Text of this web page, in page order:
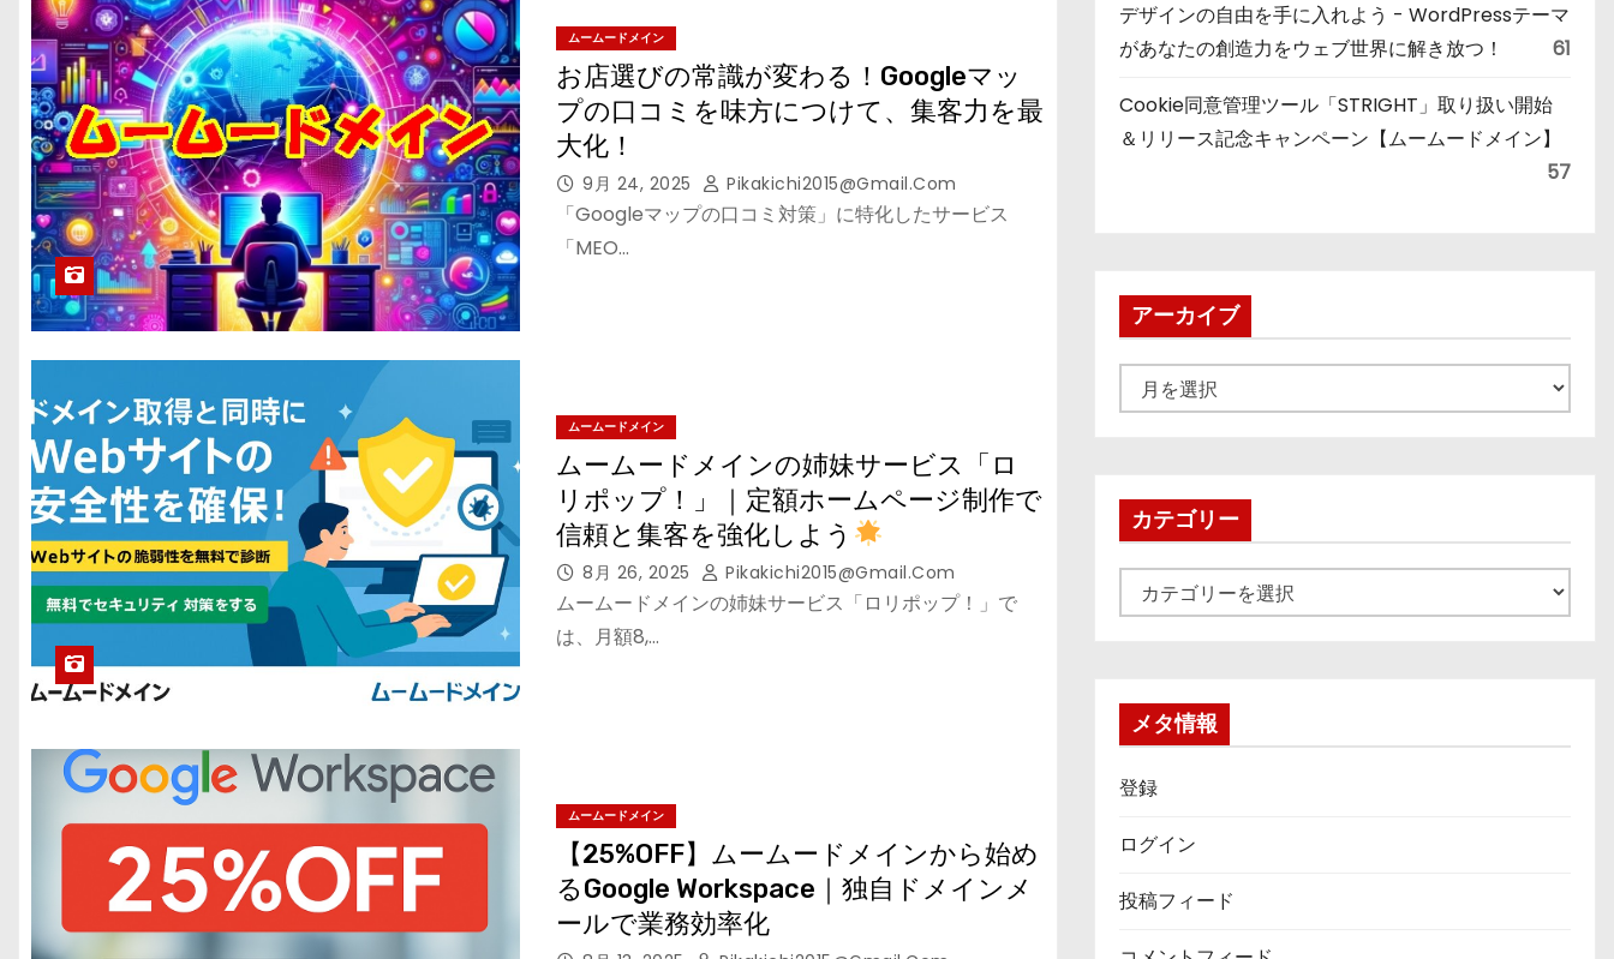
ムームードメイン
お店選びの常識が変わる！Googleマッ
プの口コミを味方につけて、集客力を最
大化！
9月 24, 2025 Pikakichi2015@gmail.com
「Googleマップの口コミ対策」に特化したサービス
「MEO…
ムームードメイン
ムームードメインの姉妹サービス「ロ
リポップ！」｜定額ホームページ制作で
信頼と集客を強化しよう
8月 26, 2025 Pikakichi2015@gmail.com
ムームードメインの姉妹サービス「ロリポップ！」で
は、月額8,…
ムームードメイン
【25%OFF】ムームードメインから始め
るGoogle Workspace｜独自ドメインメ
ールで業務効率化
デザインの自由を手に入れよう - WordPressテーマ
があなたの創造力をウェブ世界に解き放つ！
61
Cookie同意管理ツール「STRIGHT」取り扱い開始
＆リリース記念キャンペーン【ムームードメイン】
57
アーカイブ
ー
ブカテゴリー
テ
メタ情報
登録
ログイン
投稿フィード